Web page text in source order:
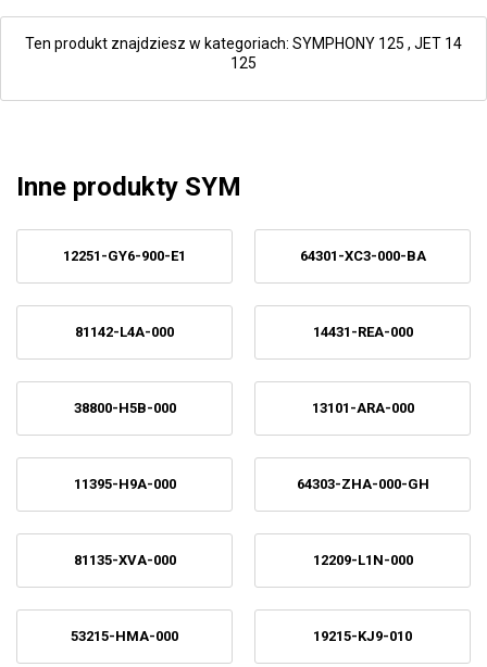
Ten produkt znajdziesz w kategoriach: SYMPHONY 125 , JET 14
125
Inne produkty SYM
12251-GY6-900-E1 64301-XC3-000-BA
81142-L4A-000 14431-REA-000
38800-H5B-000 13101-ARA-000
11395-H9A-000 64303-ZHA-000-GH
81135-XVA-000 12209-L1N-000
53215-HMA-000 19215-KJ9-010